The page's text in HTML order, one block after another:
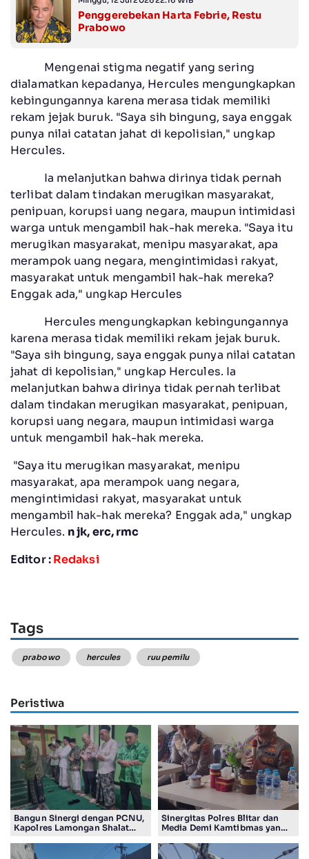
Penggerebekan Harta Febrie, Restu
Prabowo
Mengenai stigma negatif yang sering
dialamatkan kepadanya, Hercules mengungkapkan
kebingungannya karena merasa tidak memiliki
rekam jejak buruk. "Saya sih bingung, saya enggak
punya nilai catatan jahat di kepolisian," ungkap
Hercules.
Ia melanjutkan bahwa dirinya tidak pernah
terlibat dalam tindakan merugikan masyarakat,
penipuan, korupsi uang negara, maupun intimidasi
warga untuk mengambil hak-hak mereka. "Saya itu
merugikan masyarakat, menipu masyarakat, apa
merampok uang negara, mengintimidasi rakyat,
masyarakat untuk mengambil hak-hak mereka?
Enggak ada," ungkap Hercules
Hercules mengungkapkan kebingungannya
karena merasa tidak memiliki rekam jejak buruk.
"Saya sih bingung, saya enggak punya nilai catatan
jahat di kepolisian," ungkap Hercules. Ia
melanjutkan bahwa dirinya tidak pernah terlibat
dalam tindakan merugikan masyarakat, penipuan,
korupsi uang negara, maupun intimidasi warga
untuk mengambil hak-hak mereka.
"Saya itu merugikan masyarakat, menipu
masyarakat, apa merampok uang negara,
mengintimidasi rakyat, masyarakat untuk
mengambil hak-hak mereka? Enggak ada," ungkap
Hercules. n jk, erc, rmc
Editor :Redaksi
Tags
prabowo hercules ruu pemilu
Peristiwa
Bangun Sinergi dengan PCNU,
Kapolres Lamongan Shalat
Pengurus
Sinergitas Polres Blitar dan
Media Demi Kamtibmas yang